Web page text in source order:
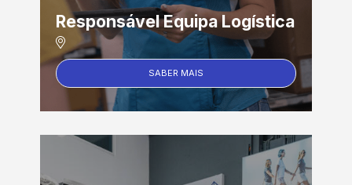
Responsável Equipa Logística
SABER MAIS